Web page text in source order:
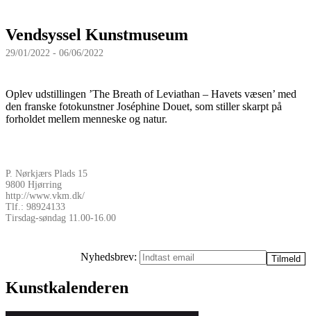
Vendsyssel Kunstmuseum
29/01/2022 - 06/06/2022
Oplev udstillingen ’The Breath of Leviathan – Havets væsen’ med
den franske fotokunstner Joséphine Douet, som stiller skarpt på
forholdet mellem menneske og natur.
P. Nørkjærs Plads 15
9800 Hjørring
http://www.vkm.dk/
Tlf.: 98924133
Tirsdag-søndag 11.00-16.00
Nyhedsbrev:
Kunstkalenderen